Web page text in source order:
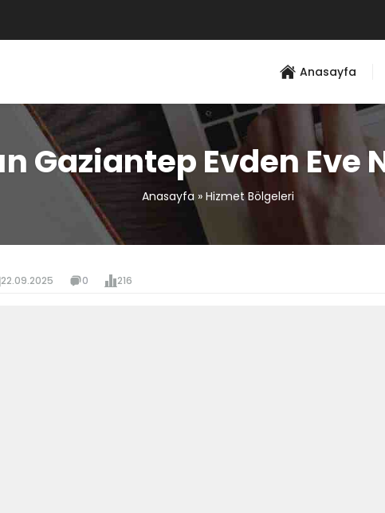
Anasayfa
Gaziantep Evden Eve
Anasayfa» Hizmet Bölgeleri
22.09.2025 0 216